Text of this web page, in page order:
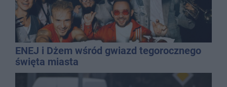
ENEJ i Dżem wśród gwiazd tegorocznego
święta miasta